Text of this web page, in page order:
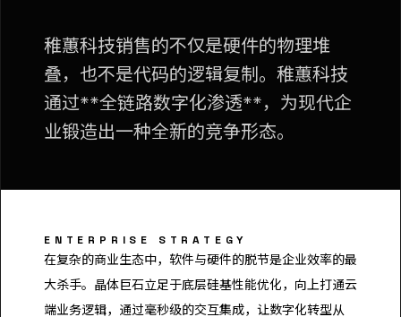
稚蕙科技销售的不仅是硬件的物理堆
叠，也不是代码的逻辑复制。稚蕙科技
通过**全链路数字化渗透**，为现代企
业锻造出一种全新的竞争形态。
ENTERPRISE STRATEGY
在复杂的商业生态中，软件与硬件的脱节是企业效率的最
大杀手。晶体巨石立足于底层硅基性能优化，向上打通云
端业务逻辑，通过毫秒级的交互集成，让数字化转型从